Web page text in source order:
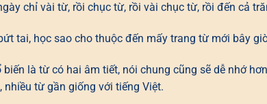
chỉ vài từ, rồi chục từ, rồi vài chục từ, rồi đến cả
tai, học sao cho thuộc đến mấy trang từ mới bây
là từ có hai âm tiết, nói chung cũng sẽ dễ nhớ
nhiều từ gần giống với tiếng Việt.